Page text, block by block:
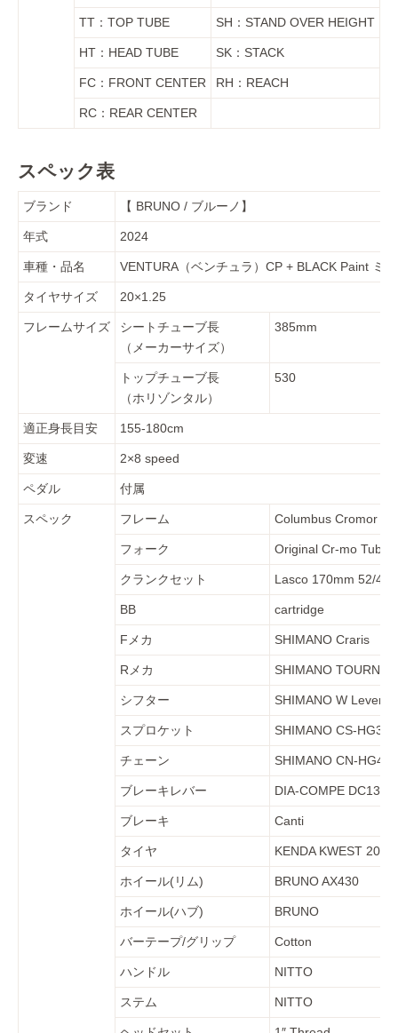
TT：TOP TUBE SH：STAND OVER HEIGHT
HT：HEAD TUBE SK：STACK
FC：FRONT CENTER RH：REACH
RC：REAR CENTER
スペック表
ブランド 【 BRUNO / ブルーノ】
年式 2024
車種・品名 VENTURA（ベンチュラ）CP + BLACK Paint ミ
タイヤサイズ 20×1.25
フレームサイズ
シートチューブ長
（メーカーサイズ）
385mm
トップチューブ長
（ホリゾンタル）
530
適正身長目安 155-180cm
変速 2×8 speed
ペダル 付属
スペック フレーム Columbus Cromor
フォーク Original Cr-mo Tubing
クランクセット Lasco 170mm 52/42T
BB cartridge
Fメカ SHIMANO Craris
Rメカ SHIMANO TOURNY
シフター SHIMANO W Lever
スプロケット SHIMANO CS-
チェーン SHIMANO CN-HG40
ブレーキレバー DIA-COMPE DC139
ブレーキ Canti
タイヤ KENDA KWEST
ホイール(リム) BRUNO AX430
ホイール(ハブ) BRUNO
バーテープ/グリップ Cotton
ハンドル NITTO
ステム NITTO